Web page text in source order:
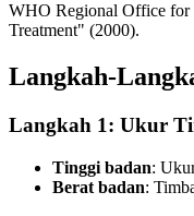
WHO Regional Office for
Treatment" (2000).
Langkah-
Langkah 1: Ukur
Tinggi badan:
Berat badan: